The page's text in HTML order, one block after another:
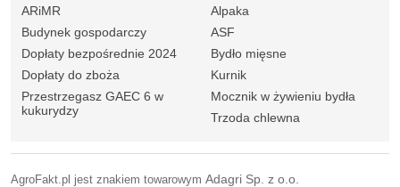
ARiMR
Budynek gospodarczy
Dopłaty bezpośrednie 2024
Dopłaty do zboża
Przestrzegasz GAEC 6 w
kukurydzy
Alpaka
ASF
Bydło mięsne
Kurnik
Mocznik w żywieniu bydła
Trzoda chlewna
AgroFakt.pl jest znakiem towarowym Adagri Sp. z o.o.